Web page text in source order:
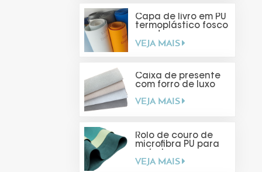
Capa de livro em PU
termoplástico fosco
VEJA MAIS
Caixa de presente
com forro de luxo
VEJA MAIS
Rolo de couro de
microfibra PU para
VEJA MAIS